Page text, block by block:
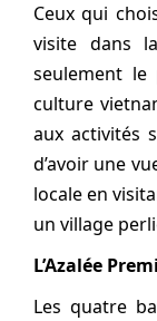
Ceux qui
visite dans
seulement le
culture
aux activités
d’avoir une
locale en
un village
L’Azalée
Les quatre